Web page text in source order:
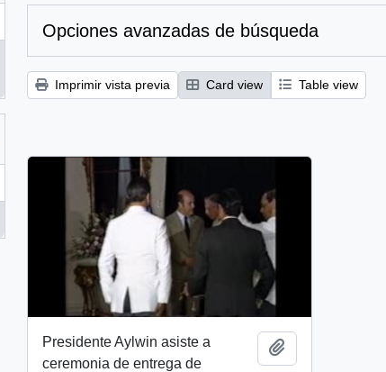
Opciones avanzadas de búsqueda
Imprimir vista previa Card view Table view
Presidente Aylwin asiste a
ceremonia de entrega de